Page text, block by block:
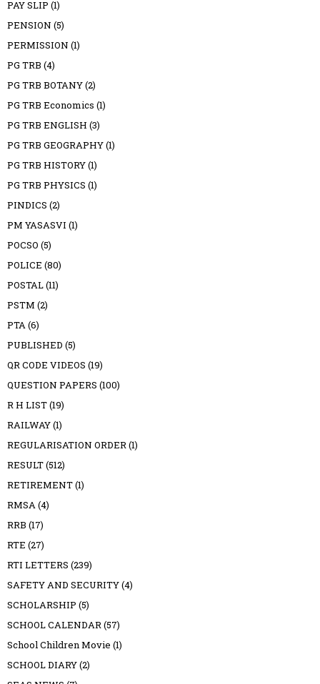
PAY SLIP (1)
PENSION (5)
PERMISSION (1)
PG TRB (4)
PG TRB BOTANY(2)
PG TRB Economics (1)
PG TRB ENGLISH (3)
PG TRB GEOGRAPHY(1)
PG TRB HISTORY(1)
PG TRB PHYSICS (1)
PINDICS (2)
PM YASASVI (1)
POCSO (5)
POLICE (80)
POSTAL(11)
PSTM (2)
PTA(6)
PUBLISHED (5)
QR CODE VIDEOS (19)
QUESTION PAPERS (100)
R H LIST(19)
RAILWAY(1)
REGULARISATION ORDER(1)
RESULT(512)
RETIREMENT(1)
RMSA(4)
RRB (17)
RTE (27)
RTI LETTERS (239)
SAFETY AND SECURITY(4)
SCHOLARSHIP (5)
SCHOOL CALENDAR(57)
School Children Movie (1)
SCHOOL DIARY(2)